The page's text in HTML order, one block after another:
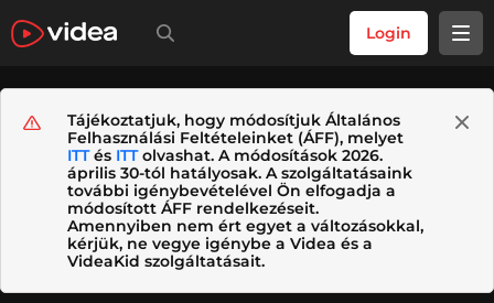
Login
Tájékoztatjuk, hogy módosítjuk Általános
Felhasználási Feltételeinket (ÁFF), melyet
ITTés ITTolvashat. A módosítások 2026.
április 30-tól hatályosak. A szolgáltatásaink
további igénybevételével Ön elfogadja a
módosított ÁFF rendelkezéseit.
Amennyiben nem ért egyet a változásokkal,
kérjük, ne vegye igénybe a Videa és a
VideaKid szolgáltatásait.